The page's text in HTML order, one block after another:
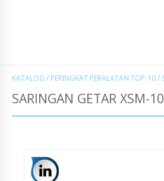
KATALOG / PERINGKAT PERALATAN TOP-10/
SARINGAN GETAR XSM-